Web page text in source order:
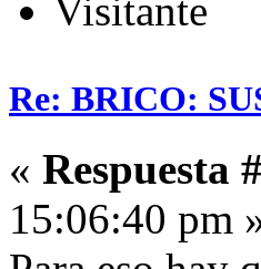
Visitante
Re: BRICO:
« Respuesta
15:06:40 pm